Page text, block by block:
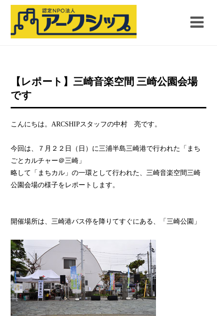
【レポート】三崎音楽空間 三崎公園会場
です
こんにちは。ARCSHIPスタッフの中村 亮です。
今回は、７月２２日（日）に三浦半島三崎港で行われた「まち
ごとカルチャー＠三崎」
略して「まちカル」の一環として行われた、三崎音楽空間三崎
公園会場の様子をレポートします。
開催場所は、三崎港バス停を降りてすぐにある、「三崎公園」